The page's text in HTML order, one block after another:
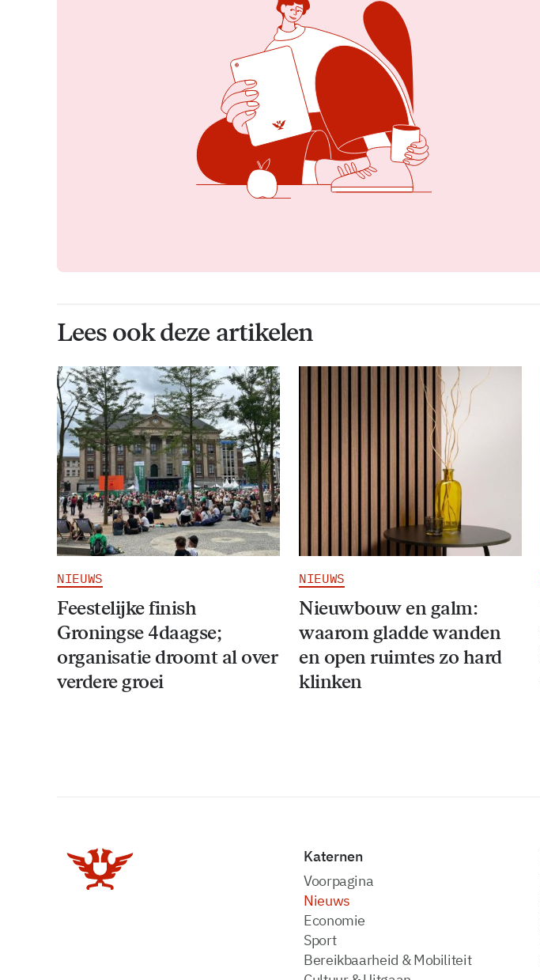
Lees ook deze artikelen
NIEUWS
Feestelijke finish
Groningse 4daagse;
organisatie droomt al over
verdere groei
NIEUWS
Nieuwbouw en galm:
waarom gladde wanden
en open ruimtes zo hard
klinken
Katernen
Voorpagina
Nieuws
Economie
Sport
Bereikbaarheid & Mobiliteit